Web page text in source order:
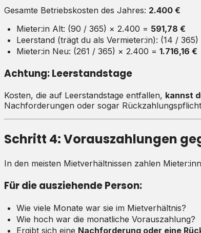
Gesamte Betriebskosten des Jahres: 2.400 €
Mieter:in Alt: (90 / 365) × 2.400 = 591,78 €
Leerstand (trägt du als Vermieter:in): (14 /
Mieter:in Neu: (261 / 365) × 2.400 = 1.716,16 €
Achtung: Leerstandstage
Kosten, die auf Leerstandstage entfallen, kannst
Nachforderungen oder sogar
Schritt 4: Vorauszahlungen
In den meisten Mietverhältnissen zahlen
Für die ausziehende Person:
Wie viele Monate war sie im Mietverhältnis?
Wie hoch war die monatliche Vorauszahlung?
Ergibt sich eine Nachforderung oder eine